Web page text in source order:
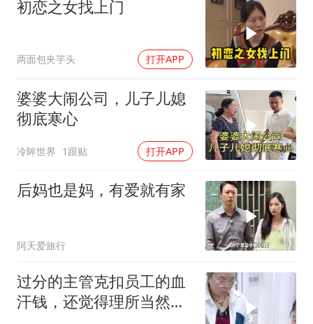
初恋之女找上门
两面包夹芋头 打开APP
婆婆大闹公司，儿子儿媳
彻底寒心
冷眸世界 1跟贴 打开APP
后妈也是妈，有爱就有家
阿天爱旅行
过分的主管克扣员工的血
汗钱，还觉得理所当然必